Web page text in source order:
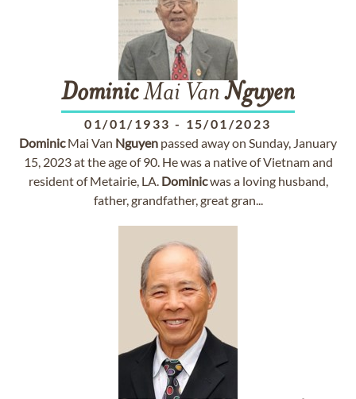
DominicMai VanNguyen
01/01/1933 - 15/01/2023
DominicMai Van Nguyen passed away on Sunday, January
15, 2023 at the age of 90. He was a native of Vietnam and
resident of Metairie, LA. Dominicwas a loving husband,
father, grandfather, great gran...